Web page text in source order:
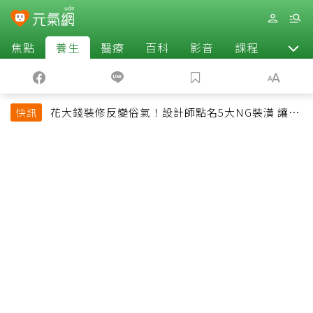
焦點 養生 醫療 百科 影音 課程 退休
快訊
花大錢裝修反變俗氣！設計師點名5大NG裝潢 讓客